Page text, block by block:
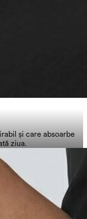
și care absoarbe
ziua.